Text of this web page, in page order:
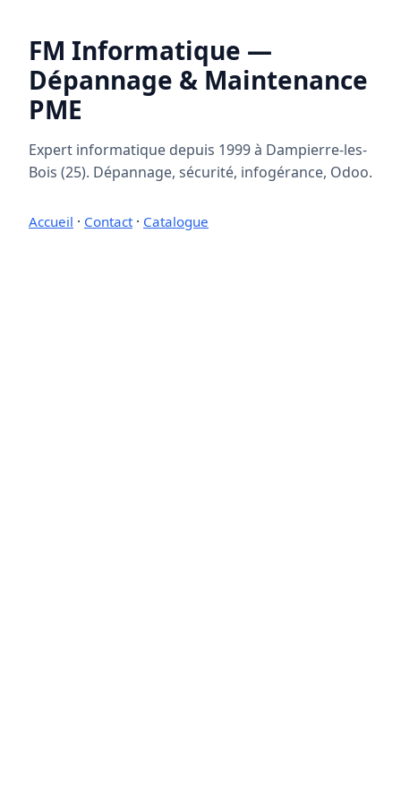
FM Informatique —
Dépannage & Maintenance
PME
Expert informatique depuis 1999 à Dampierre-les-
Bois (25). Dépannage, sécurité, infogérance, Odoo.
Accueil · Contact· Catalogue